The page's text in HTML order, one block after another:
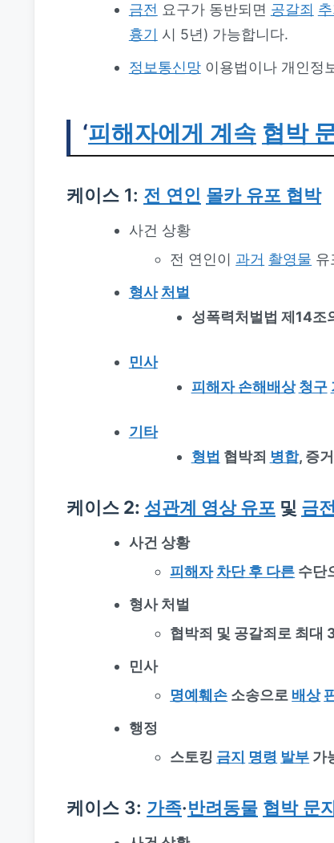
금전 요구가 동반되면 공갈죄
흉기 시 5년) 가능합니다.
정보통신망이용법이나 개인정
‘피해자에게 계속 협박
케이스 1: 전 연인 몰카 유포 협박
사건 상황
전 연인이 과거 촬영물 유
형사 처벌
성폭력처벌법 제14조
민사
피해자 손해배상 청구
기타
형법 협박죄 병합, 증
케이스 2: 성관계 영상 유포 및 금
사건 상황
피해자 차단 후 다른 수단
형사 처벌
협박죄 및 공갈죄로 최대
민사
명예훼손 소송으로 배상
행정
스토킹 금지 명령 발부 가
케이스 3: 가족·반려동물 협박 문